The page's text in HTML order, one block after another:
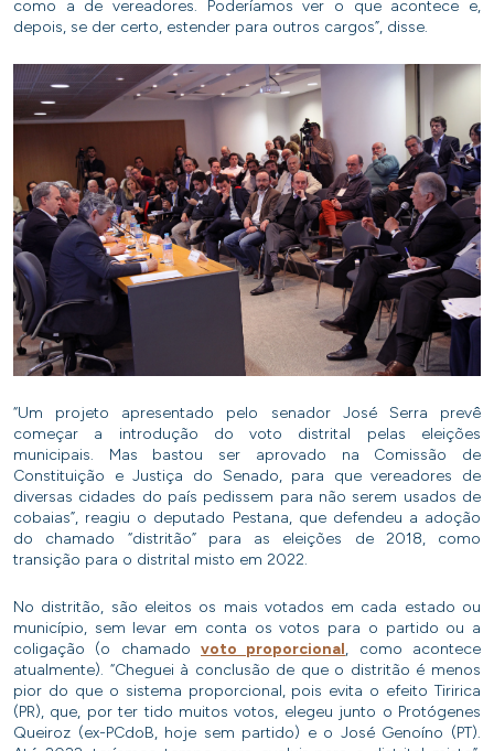
como a de vereadores. Poderíamos ver o que acontece e,
depois, se der certo, estender para outros cargos”, disse.
“Um projeto apresentado pelo senador José Serra prevê
começar a introdução do voto distrital pelas eleições
municipais. Mas bastou ser aprovado na Comissão de
Constituição e Justiça do Senado, para que vereadores de
diversas cidades do país pedissem para não serem usados de
cobaias”, reagiu o deputado Pestana, que defendeu a adoção
do chamado “distritão” para as eleições de 2018, como
transição para o distrital misto em 2022.
No distritão, são eleitos os mais votados em cada estado ou
município, sem levar em conta os votos para o partido ou a
coligação (o chamado voto proporcional, como acontece
atualmente). “Cheguei à conclusão de que o distritão é menos
pior do que o sistema proporcional, pois evita o efeito Tiririca
(PR), que, por ter tido muitos votos, elegeu junto o Protógenes
Queiroz (ex-PCdoB, hoje sem partido) e o José Genoíno (PT).